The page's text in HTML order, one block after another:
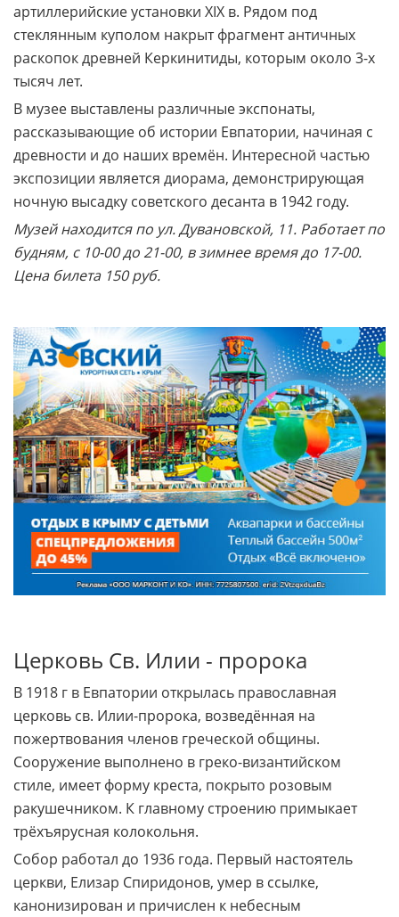
артиллерийские установки XIX в. Рядом под
стеклянным куполом накрыт фрагмент античных
раскопок древней Керкинитиды, которым около 3-х
тысяч лет.
В музее выставлены различные экспонаты,
рассказывающие об истории Евпатории, начиная с
древности и до наших времён. Интересной частью
экспозиции является диорама, демонстрирующая
ночную высадку советского десанта в 1942 году.
Музей находится по ул. Дувановской, 11. Работает по
будням, с 10-00 до 21-00, в зимнее время до 17-00.
Цена билета 150 руб.
Церковь Св. Илии - пророка
В 1918 г в Евпатории открылась православная
церковь св. Илии-пророка, возведённая на
пожертвования членов греческой общины.
Сооружение выполнено в греко-византийском
стиле, имеет форму креста, покрыто розовым
ракушечником. К главному строению примыкает
трёхъярусная колокольня.
Собор работал до 1936 года. Первый настоятель
церкви, Елизар Спиридонов, умер в ссылке,
канонизирован и причислен к небесным